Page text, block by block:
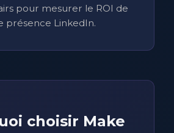
pour mesurer le ROI de
présence LinkedIn.
choisir Make